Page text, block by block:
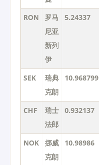
RON
罗马
尼亚
新列
伊
5.24337
SEK
瑞典
克朗
10.968799
CHF
瑞士
法郎
0.932137
NOK
挪威
克朗
10.98986